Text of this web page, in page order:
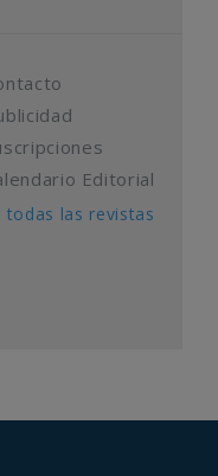
Editorial
todas las revistas